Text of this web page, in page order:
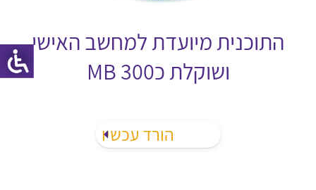
התוכנית מיועדת למחשב האישי
ושוקלת כ300 MB